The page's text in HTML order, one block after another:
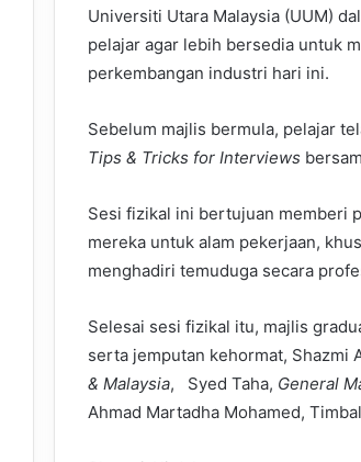
Universiti Utara Malaysia (UUM)
pelajar agar lebih bersedia untuk
perkembangan industri hari ini.
Sebelum majlis bermula, pelajar
Tips & Tricks for Interviews
Sesi fizikal ini bertujuan memberi
mereka untuk alam pekerjaan,
menghadiri temuduga secara
Selesai sesi fizikal itu, majlis
serta jemputan kehormat, Shazmi
& Malaysia, Syed Taha, General
Ahmad Martadha Mohamed,